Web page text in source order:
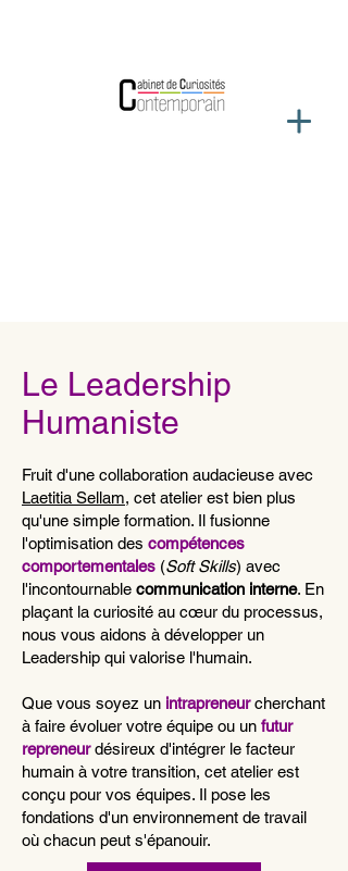
Le Leadership
Humaniste
Fruit d'une collaboration audacieuse avec
Laetitia Sellam, cet atelier est bien plus
qu'une simple formation. Il fusionne
l'optimisation des compétences
comportementales (Soft Skills) avec
l'incontournable communication interne. En
plaçant la curiosité au cœur du processus,
nous vous aidons à développer un
Leadership qui valorise l'humain.
Que vous soyez un intrapreneurcherchant
à faire évoluer votre équipe ou un futur
repreneurdésireux d'intégrer le facteur
humain à votre transition, cet atelier est
conçu pour vos équipes. Il pose les
fondations d'un environnement de travail
où chacun peut s'épanouir.